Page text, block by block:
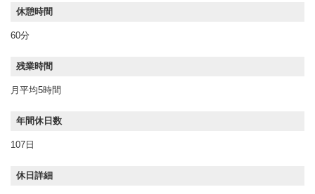
休憩時間
60分
残業時間
月平均5時間
年間休日数
107日
休日詳細